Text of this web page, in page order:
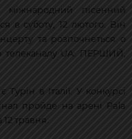
міжнародний пісенний
в суботу, 12 лютого. Він
та розпочнеться о
телеканалу UA: ПЕРШИЙ,
в Італії. У конкурсі
пройде на арені Pala
12 травня.